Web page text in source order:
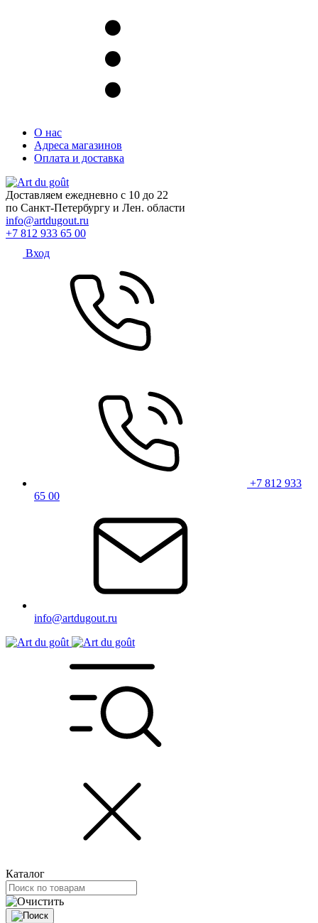
О нас
Адреса магазинов
Оплата и доставка
Доставляем ежедневно с 10 до 22
по Санкт-Петербургу и Лен. области
info@artdugout.ru
+7 812 933 65 00
Вход
+7 812 933
65 00
info@artdugout.ru
Каталог